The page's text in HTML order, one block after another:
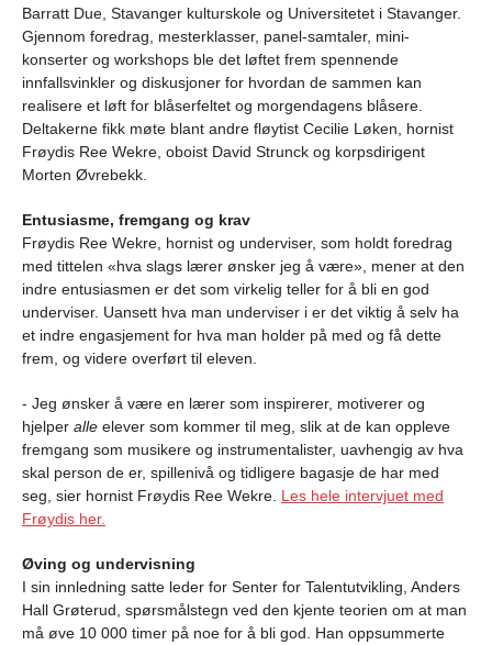
Barratt Due, Stavanger kulturskole og Universitetet i Stavanger.
Gjennom foredrag, mesterklasser, panel-samtaler, mini-
konserter og workshops ble det løftet frem spennende
innfallsvinkler og diskusjoner for hvordan de sammen kan
realisere et løft for blåserfeltet og morgendagens blåsere.
Deltakerne fikk møte blant andre fløytist Cecilie Løken, hornist
Frøydis Ree Wekre, oboist David Strunck og korpsdirigent
Morten Øvrebekk.
Entusiasme, fremgang og krav
Frøydis Ree Wekre, hornist og underviser, som holdt foredrag
med tittelen «hva slags lærer ønsker jeg å være», mener at den
indre entusiasmen er det som virkelig teller for å bli en god
underviser. Uansett hva man underviser i er det viktig å selv ha
et indre engasjement for hva man holder på med og få dette
frem, og videre overført til eleven.
- Jeg ønsker å være en lærer som inspirerer, motiverer og
hjelper alle elever som kommer til meg, slik at de kan oppleve
fremgang som musikere og instrumentalister, uavhengig av hva
skal person de er, spillenivå og tidligere bagasje de har med
seg, sier hornist Frøydis Ree Wekre. Les hele intervjuet med
Frøydis her.
Øving og undervisning
I sin innledning satte leder for Senter for Talentutvikling, Anders
Hall Grøterud, spørsmålstegn ved den kjente teorien om at man
må øve 10 000 timer på noe for å bli god. Han oppsummerte